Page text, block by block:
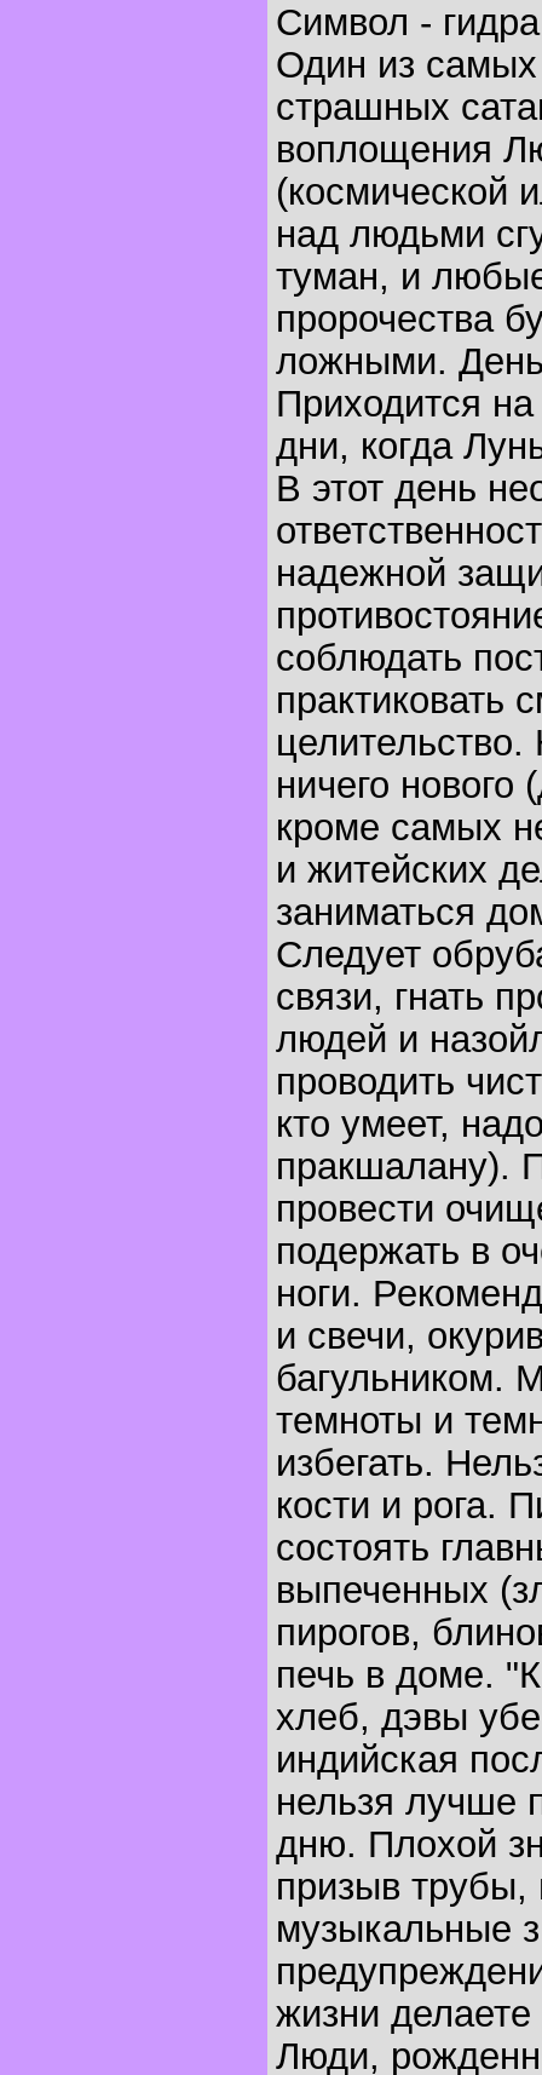
Символ -
Один из
страшных
воплощения
(космической
над людьми
туман, и
пророчества
ложными. День
Приходится
дни, когда
В этот день
надежной
соблюдать
практиковать
целительство.
ничего нового
кроме самых
и житейских
заниматься
Следует
связи, гнать
людей и
проводить
кто умеет,
пракшалану).
провести
подержать в
ноги.
и свечи,
багульником.
темноты и
избегать.
кости и рога.
состоять
выпеченных
пирогов,
печь в доме.
хлеб, дэвы
индийская
нельзя лучше
дню. Плохой
призыв
музыкальные
жизни
Люди,